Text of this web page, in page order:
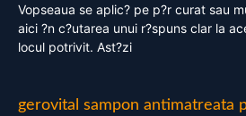
Vopseaua se aplic? pe p?r curat sau
aici ?n c?utarea unui r?spuns clar la
locul potrivit. Ast?zi
gerovital sampon antimatreata